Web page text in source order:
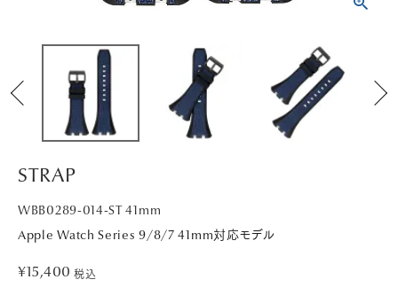
ABOUT
SHOP LIST
STRAP
WBB0289-014-ST 41mm
Apple Watch Series 9/8/7 41mm対応モデル
¥15,400 税込